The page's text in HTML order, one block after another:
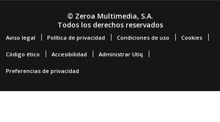
© Zeroa Multimedia, S.A.
Todos los derechos reservados
Aviso legal Política de privacidad Condiciones de uso Cookies
Código ético Accesibilidad Administrar Utiq
Preferencias de privacidad